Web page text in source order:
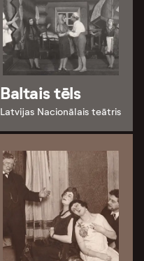
Baltais tēls
Latvijas Nacionālais teātris